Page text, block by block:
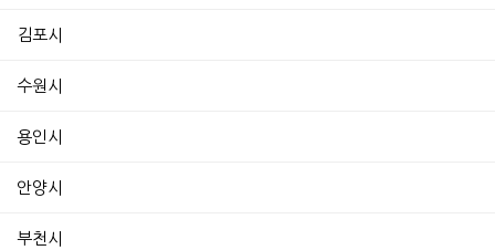
김포시
수원시
용인시
안양시
부천시